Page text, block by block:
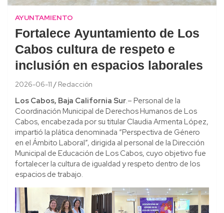
AYUNTAMIENTO
Fortalece Ayuntamiento de Los
Cabos cultura de respeto e
inclusión en espacios laborales
2026-06-11 Redacción
Los Cabos, Baja California Sur.– Personal de la
Coordinación Municipal de Derechos Humanos de Los
Cabos, encabezada por su titular Claudia Armenta López,
impartió la plática denominada “Perspectiva de Género
en el Ámbito Laboral”, dirigida al personal de la Dirección
Municipal de Educación de Los Cabos, cuyo objetivo fue
fortalecer la cultura de igualdad y respeto dentro de los
espacios de trabajo.